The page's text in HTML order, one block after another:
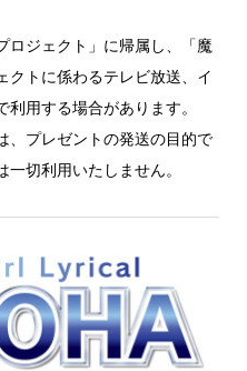
ロジェクト」に帰属し、「魔
クトに係わるテレビ放送、イ
用する場合があります。
、プレゼントの発送の目的で
切利用いたしません。